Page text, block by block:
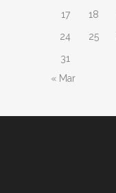
17
18
24
25
31
« Mar